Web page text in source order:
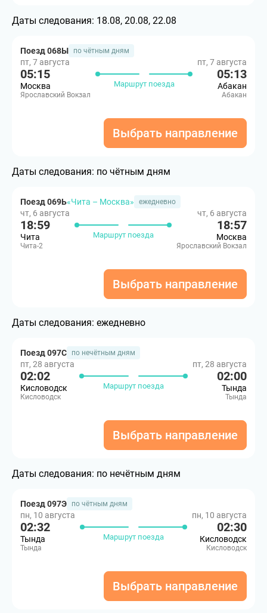
Даты следования: 18.08, 20.08, 22.08
Поезд 068Ы по чётным дням
пт, 7 августа
05:15
Москва
Ярославский Вокзал
Маршрут поезда
пт, 7 августа
05:13
Абакан
Абакан
Выбрать направление
Даты следования: по чётным дням
Поезд 069Ь«Чита – Москва» ежедневно
чт, 6 августа
18:59
Чита
Чита-2
Маршрут поезда
чт, 6 августа
18:57
Москва
Ярославский Вокзал
Выбрать направление
Даты следования: ежедневно
Поезд 097С по нечётным дням
пт, 28 августа
02:02
Кисловодск
Кисловодск
Маршрут поезда
пт, 28 августа
02:00
Тында
Тында
Выбрать направление
Даты следования: по нечётным дням
Поезд 097Э по чётным дням
пн, 10 августа
02:32
Тында
Тында
Маршрут поезда
пн, 10 августа
02:30
Кисловодск
Кисловодск
Выбрать направление